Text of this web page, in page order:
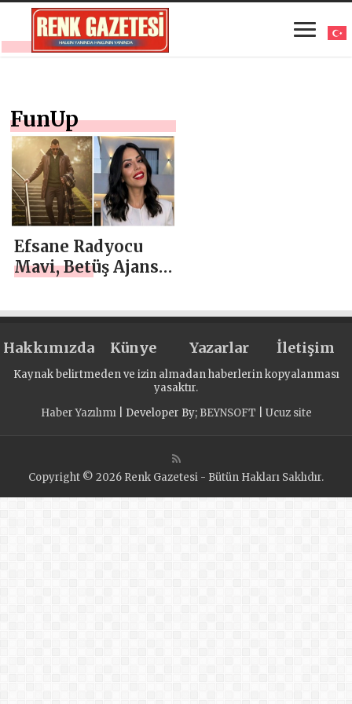
FunUp
Efsane Radyocu
Mavi, Betüş Ajans’
Esiyor!
Hakkımızda Künye Yazarlar İletişim
Kaynak belirtmeden ve izin almadan haberlerin kopyalanması
yasaktır.
Haber Yazılımı| Developer By; BEYNSOFT Ucuz site
Copyright © 2026 Renk Gazetesi - Bütün Hakları Saklıdır.